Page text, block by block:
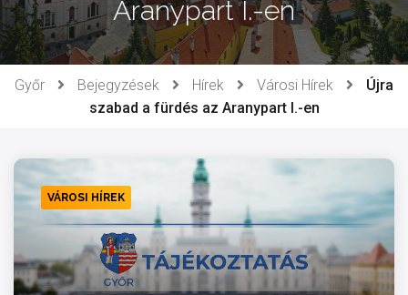
Aranypart I.-en
Győr Bejegyzések Hírek Városi Hírek
Újra
szabad a fürdés az Aranypart I.-en
VÁROSI HÍREK